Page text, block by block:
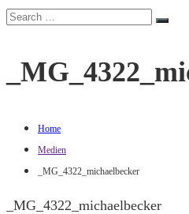
weitere
WordPress-
Search
Search
Home
Medien
_MG_4322_michaelbecker
_MG_4322_michaelbecker